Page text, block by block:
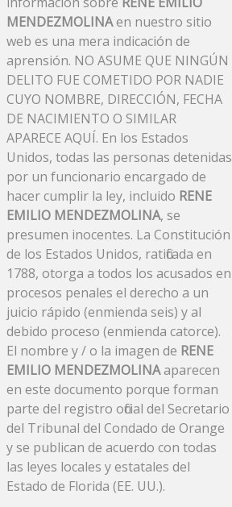
MENDEZMOLINAen nuestro sitio
web es una mera indicación de
aprensión. NO ASUME QUE NINGÚN
DELITO FUE COMETIDO POR NADIE
CUYO NOMBRE, DIRECCIÓN, FECHA
DE NACIMIENTO O SIMILAR
APARECE AQUÍ. En los Estados
Unidos, todas las personas detenidas
por un funcionario encargado de
hacer cumplir la ley, incluido RENE
EMILIO MENDEZMOLINA, se
presumen inocentes. La Constitución
de los Estados Unidos, ratificada en
1788, otorga a todos los acusados ​​en
procesos penales el derecho a un
juicio rápido (enmienda seis) y al
debido proceso (enmienda catorce).
El nombre y / o la imagen de RENE
EMILIO MENDEZMOLINAaparecen
en este documento porque forman
parte del registro oficial del Secretario
del Tribunal del Condado de Orange
y se publican de acuerdo con todas
las leyes locales y estatales del
Estado de Florida (EE. UU.).